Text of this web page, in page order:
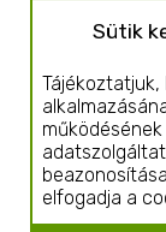
Sütik
elfogadja a